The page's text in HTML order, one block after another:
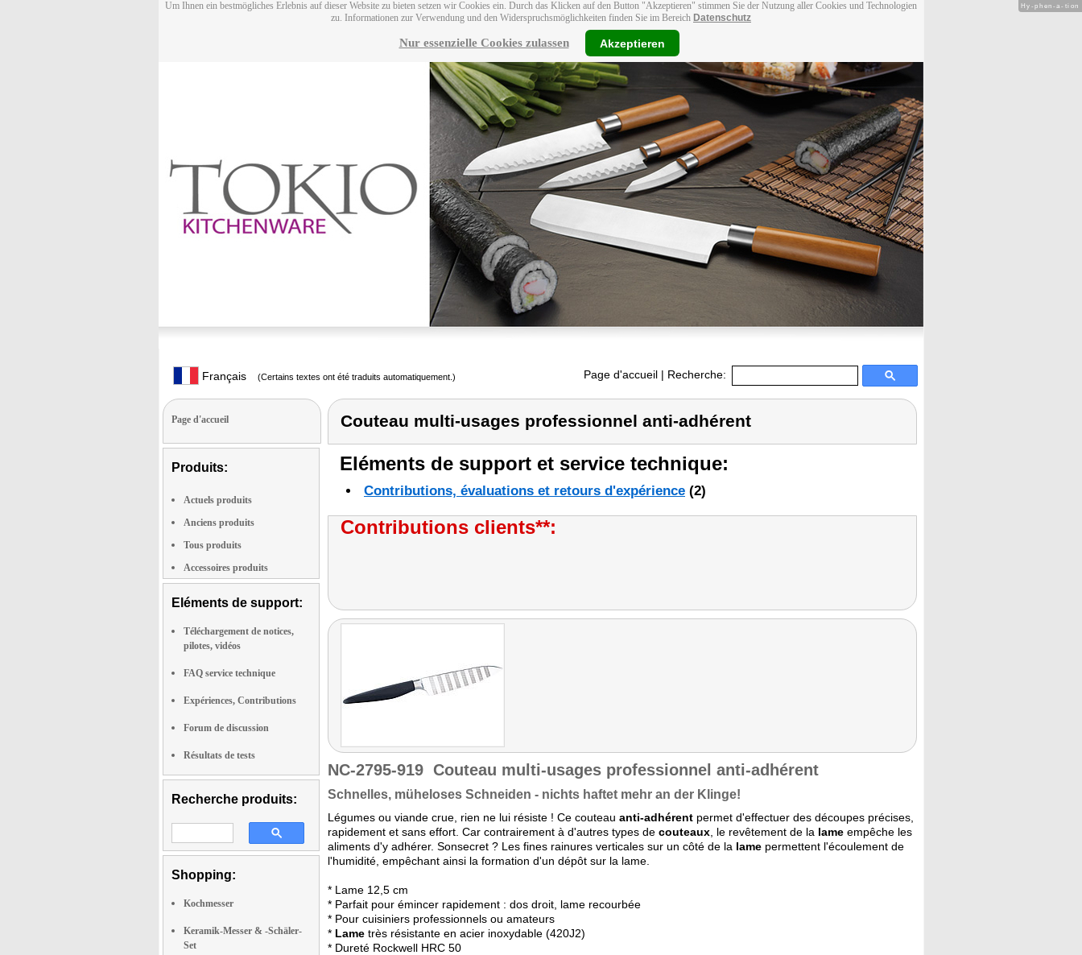
Um Ihnen ein bestmögliches Erlebnis auf dieser Website zu bieten setzen wir Cookies ein. Durch das Klicken auf den Button "Akzeptieren" stimmen Sie der Nutzung aller Cookies und Technologien
zu. Informationen zur Verwendung und den Widerspruchsmöglichkeiten finden Sie im Bereich Datenschutz
Nur essenzielle Cookies zulassen Akzeptieren
Français (Certains textes ont été traduits automatiquement.) Page d'accueil | Recherche:
Page d'accueil
Produits:
Actuels produits
Anciens produits
Tous produits
Accessoires produits
Eléments de support:
Téléchargement de notices,
pilotes, vidéos
FAQ service technique
Expériences, Contributions
Forum de discussion
Résultats de tests
Recherche produits:
Shopping:
Kochmesser
Keramik-Messer & -Schäler-
Set
Couteau multi-usages professionnel anti-adhérent
Eléments de support et service technique:
Contributions, évaluations et retours d'expérience (2)
Contributions clients**:
NC-2795-919 Couteau multi-usages professionnel anti-adhérent
Schnelles, müheloses Schneiden - nichts haftet mehr an der Klinge!
Légumes ou viande crue, rien ne lui résiste ! Ce couteau anti-adhérent permet d'effectuer des découpes précises,
rapidement et sans effort. Car contrairement à d'autres types de couteaux , le revêtement de la lame empêche les
aliments d'y adhérer. Sonsecret ? Les fines rainures verticales sur un côté de la lame permettent l'écoulement de
l'humidité, empêchant ainsi la formation d'un dépôt sur la lame.
* Lame 12,5 cm
* Parfait pour émincer rapidement : dos droit, lame recourbée
* Pour cuisiniers professionnels ou amateurs
* Lame très résistante en acier inoxydable (420J2)
* Dureté Rockwell HRC 50
Hy-phen-a-tion